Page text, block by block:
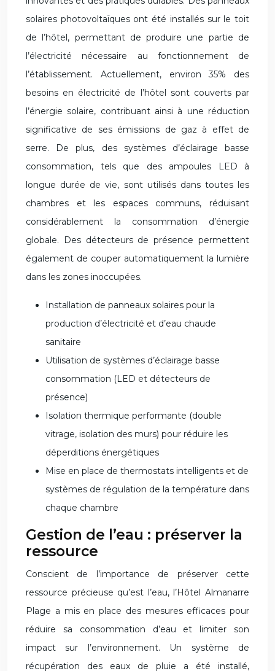
solaires photovoltaïques ont été installés sur le toit
de l’hôtel, permettant de produire une partie de
l’électricité nécessaire au fonctionnement de
l’établissement. Actuellement, environ 35% des
besoins en électricité de l’hôtel sont couverts par
l’énergie solaire, contribuant ainsi à une réduction
significative de ses émissions de gaz à effet de
serre. De plus, des systèmes d’éclairage basse
consommation, tels que des ampoules LED à
longue durée de vie, sont utilisés dans toutes les
chambres et les espaces communs, réduisant
considérablement la consommation d’énergie
globale. Des détecteurs de présence permettent
également de couper automatiquement la lumière
dans les zones inoccupées.
Installation de panneaux solaires pour la
production d’électricité et d’eau chaude
sanitaire
Utilisation de systèmes d’éclairage basse
consommation (LED et détecteurs de
présence)
Isolation thermique performante (double
vitrage, isolation des murs) pour réduire les
déperditions énergétiques
Mise en place de thermostats intelligents et de
systèmes de régulation de la température dans
chaque chambre
Gestion de l’eau : préserver la
ressource
Conscient de l’importance de préserver cette
ressource précieuse qu’est l’eau, l’Hôtel Almanarre
Plage a mis en place des mesures efficaces pour
réduire sa consommation d’eau et limiter son
impact sur l’environnement. Un système de
récupération des eaux de pluie a été installé,